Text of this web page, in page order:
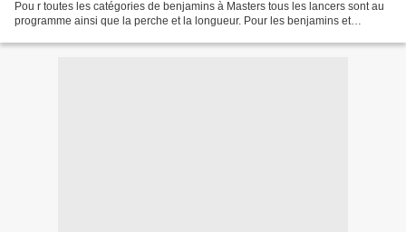
Pou r toutes les catégories de benjamins à Masters tous les lancers sont au
programme ainsi que la perche et la longueur. Pour les benjamins et